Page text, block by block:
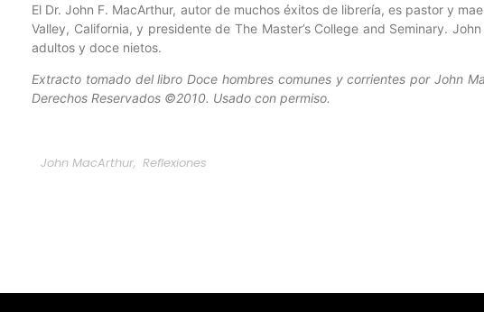
El Dr. John F. MacArthur, autor de muchos éxitos de librería, es pastor y
Valley, California, y presidente de The Master’s College and Seminary.
adultos y doce nietos.
Extracto tomado del libro Doce hombres comunes y corrientes por John
Derechos Reservados ©2010. Usado con permiso.
John MacArthur, Reflexiones